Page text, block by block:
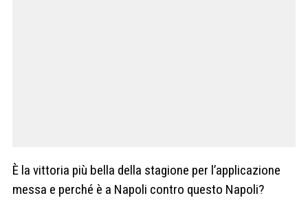
È la vittoria più bella della stagione per l’applicazione
messa e perché è a Napoli contro questo Napoli?